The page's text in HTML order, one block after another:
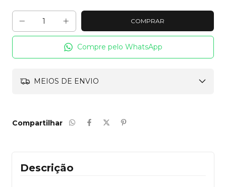
Compre pelo WhatsApp
MEIOS DE ENVIO
Compartilhar
Descrição